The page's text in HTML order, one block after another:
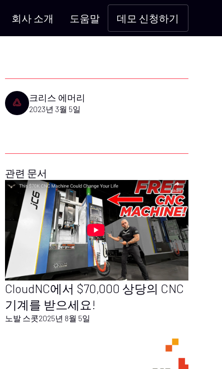
회사 소개 도움말 데모 신청하기
크리스 에머리
2023년 3월 5일
관련 문서
CloudNC에서 $70,000 상당의 CNC
기계를 받으세요!
노발 스콧2025년 8월 5일